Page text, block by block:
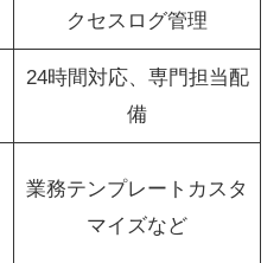
クセスログ管理
24時間対応、専門担当配
備
業務テンプレートカスタ
マイズなど